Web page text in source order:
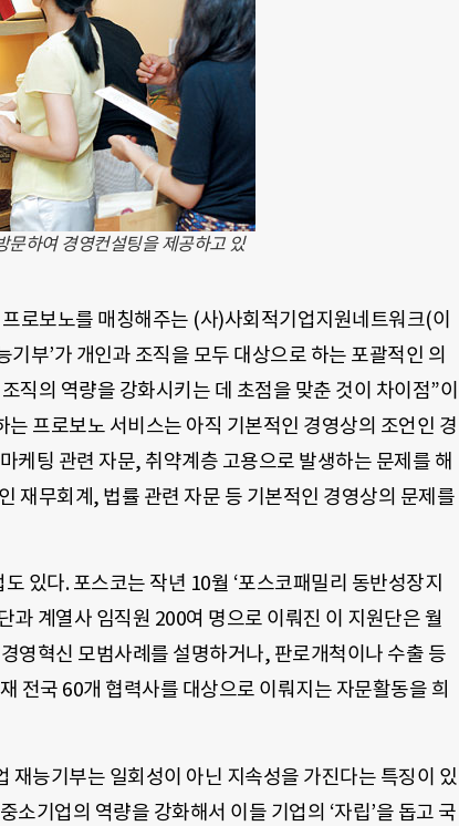
문하여 경영컨설팅을 제공하고 있
로보노를 매칭해주는 (사)사회적기업지원네트워크(이
부’가 개인과 조직을 모두 대상으로 하는 포괄적인 의
직의 역량을 강화시키는 데 초점을 맞춘 것이 차이점”이
프로보노 서비스는 아직 기본적인 경영상의 조언인 경
케팅 관련 자문, 취약계층 고용으로 발생하는 문제를 해
재무회계, 법률 관련 자문 등 기본적인 경영상의 문제를
있다. 포스코는 작년 10월 ‘포스코패밀리 동반성장지
과 계열사 임직원 200여 명으로 이뤄진 이 지원단은 월
영혁신 모범사례를 설명하거나, 판로개척이나 수출 등
전국 60개 협력사를 대상으로 이뤄지는 자문활동을 희
재능기부는 일회성이 아닌 지속성을 가진다는 특징이 있
소기업의 역량을 강화해서 이들 기업의 ‘자립’을 돕고 국